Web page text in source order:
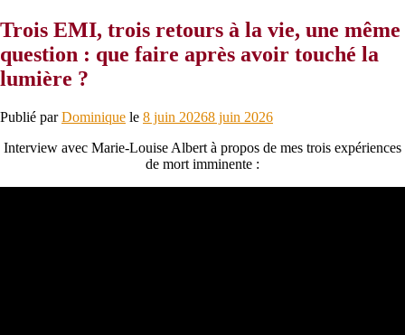
Trois EMI, trois retours à la vie, une même
question : que faire après avoir touché la
lumière ?
Publié parDominique le 8 juin 20268 juin 2026
Interview avec Marie-Louise Albert à propos de mes trois expériences
de mort imminente :